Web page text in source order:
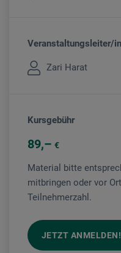
Veranstaltungsleiter/in
Zari Harat
Kursgebühr
89 €
Material bitte
mitbringen oder vor
Teilnehmerzahl.
JETZT ANMELDEN!